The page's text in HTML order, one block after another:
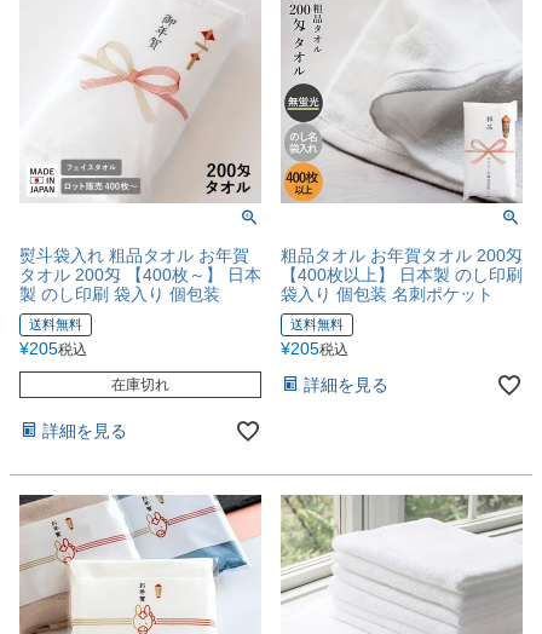
熨斗袋入れ 粗品タオル お年賀
タオル 200匁 【400枚～】 日本
製 のし印刷 袋入り 個包装
送料無料
¥205税込
在庫切れ
詳細を見る
粗品タオル お年賀タオル 200匁
【400枚以上】 日本製 のし印刷
袋入り 個包装 名刺ポケット
送料無料
¥205税込
詳細を見る